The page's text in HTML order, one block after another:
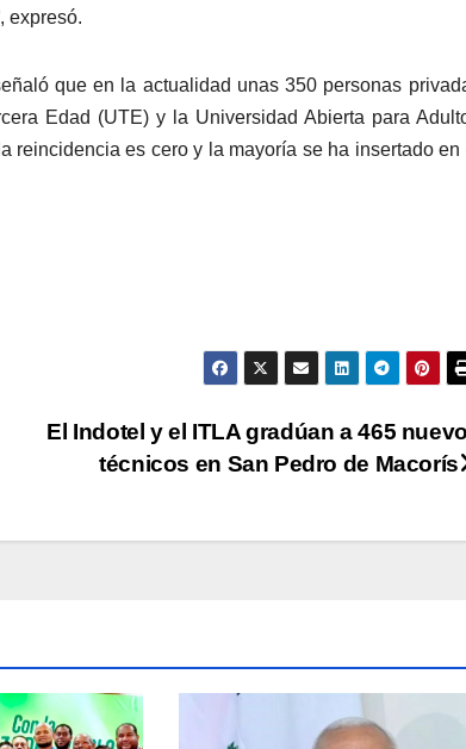
expresó.
que en la actualidad unas 350 personas
Edad (UTE) y la Universidad Abierta para
reincidencia es cero y la mayoría se ha insertado en
El Indotel y el ITLA gradúan a 465
técnicos en San Pedro de Macorís